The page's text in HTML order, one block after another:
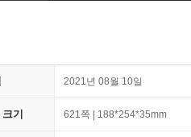
2021년 08월 10일
기 621쪽 | 188*254*35mm